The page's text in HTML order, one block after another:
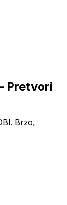
Pretvori
Brzo,